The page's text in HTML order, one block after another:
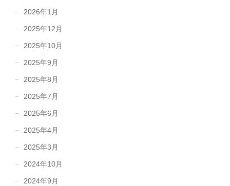
2026年1月
2025年12月
2025年10月
2025年9月
2025年8月
2025年7月
2025年6月
2025年4月
2025年3月
2024年10月
2024年9月